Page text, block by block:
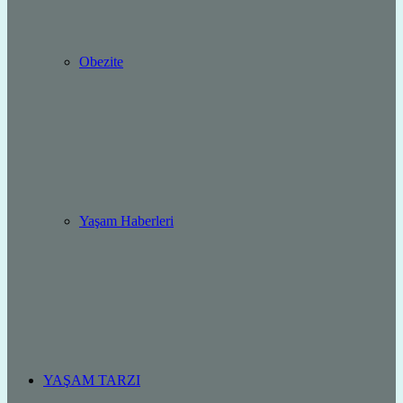
Obezite
Yaşam Haberleri
YAŞAM TARZI